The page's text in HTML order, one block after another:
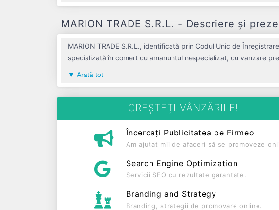
MARION TRADE S.R.L. - Descriere și
MARION TRADE S.R.L., identificată prin Codul Unic de
specializată în comert cu amanuntul nespecializat, cu vanzare
Societatea este plătitoare de TVA din anul 1998.
Arată tot
CREȘTEȚI VÂNZĂRILE!
Încercați Publicitatea pe Firmeo
Am ajutat mii de afaceri să se promoveze
Search Engine Optimization
Servicii SEO cu rezultate garantate.
Branding and Strategy
Branding, strategii de promovare online.